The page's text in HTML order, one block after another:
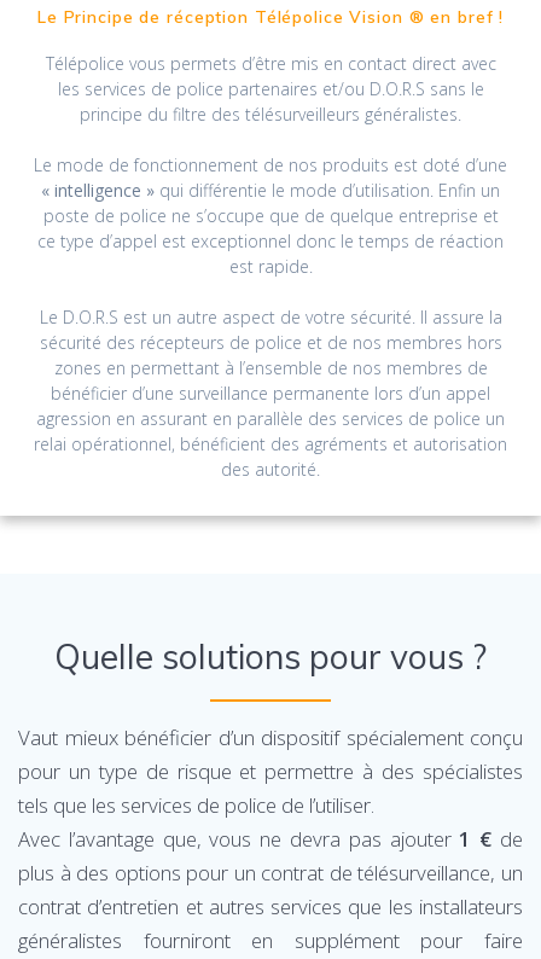
Le Principe de réception Télépolice Vision ® en bref !
Télépolice vous permets d’être mis en contact direct avec
les services de police partenaires et/ou D.O.R.S sans le
principe du filtre des télésurveilleurs généralistes.
Le mode de fonctionnement de nos produits est doté d’une
« intelligence » qui différentie le mode d’utilisation. Enfin un
poste de police ne s’occupe que de quelque entreprise et
ce type d’appel est exceptionnel donc le temps de réaction
est rapide.
Le D.O.R.S est un autre aspect de votre sécurité. Il assure la
sécurité des récepteurs de police et de nos membres hors
zones en permettant à l’ensemble de nos membres de
bénéficier d’une surveillance permanente lors d’un appel
agression en assurant en parallèle des services de police un
relai opérationnel, bénéficient des agréments et autorisation
des autorité.
Quelle solutions pour vous ?
Vaut mieux bénéficier d’un dispositif spécialement conçu
pour un type de risque et permettre à des spécialistes
tels que les services de police de l’utiliser.
Avec l’avantage que, vous ne devra pas ajouter 1 € de
plus à des options pour un contrat de télésurveillance, un
contrat d’entretien et autres services que les installateurs
généralistes fourniront en supplément pour faire